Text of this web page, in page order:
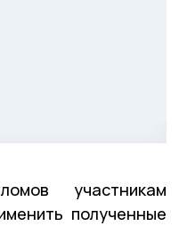
участникам
полученные